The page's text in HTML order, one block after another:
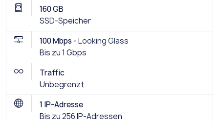
160 GB
SSD-Speicher
100 Mbps -Looking Glass
Bis zu 1 Gbps
Traffic
Unbegrenzt
1 IP-Adresse
Bis zu 256 IP-Adressen